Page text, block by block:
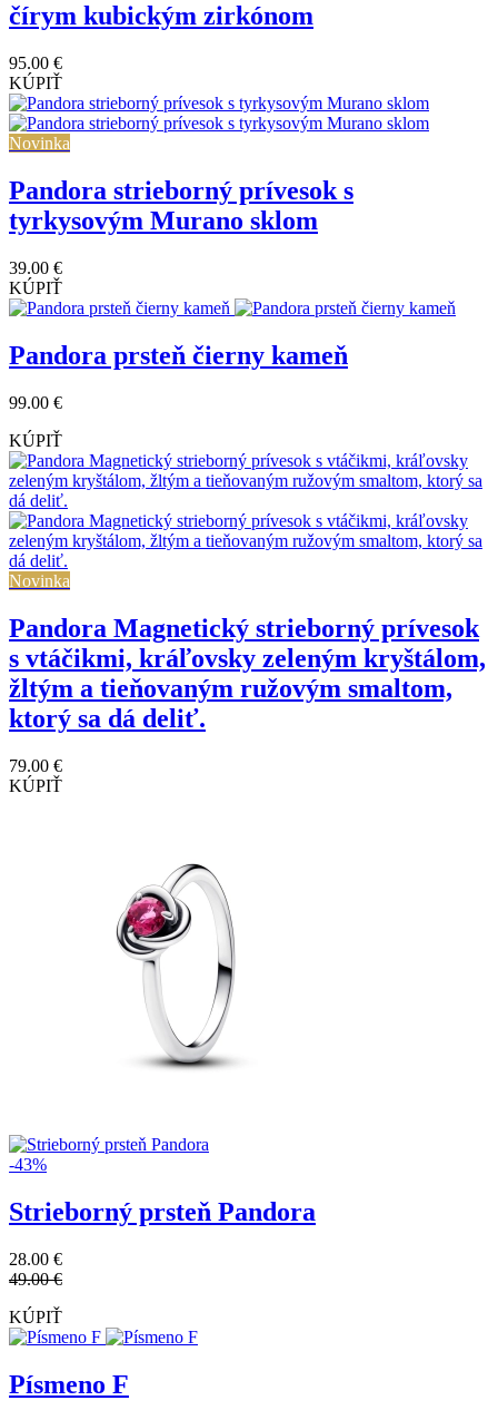
čírym kubickým zirkónom
95.00 €
KÚPIŤ
Novinka
Pandora strieborný prívesok s
tyrkysovým Murano sklom
39.00 €
KÚPIŤ
Pandora prsteň čierny kameň
99.00 €
KÚPIŤ
Novinka
Pandora Magnetický strieborný prívesok
s vtáčikmi, kráľovsky zeleným kryštálom,
žltým a tieňovaným ružovým smaltom,
ktorý sa dá deliť.
79.00 €
KÚPIŤ
-43%
Strieborný prsteň Pandora
28.00 €
49.00 €
KÚPIŤ
Písmeno F